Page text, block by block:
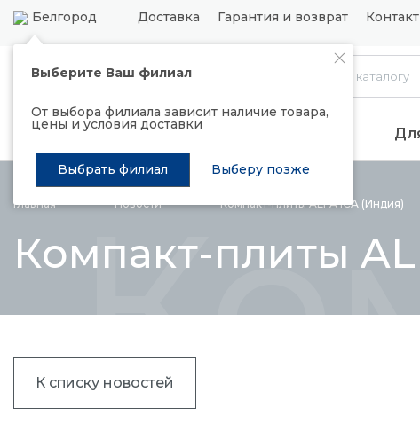
Белгород Доставка Гарантия и возврат
Выберите Ваш филиал
От выбора филиала зависит наличие товара,
цены и условия доставки
Выбрать филиал Выберу позже
Каталог
Распродажа Подъемные механизмы
Главная Новости Компакт-плиты ALFA ICA (Индия)
Компакт-плиты
К списку новостей